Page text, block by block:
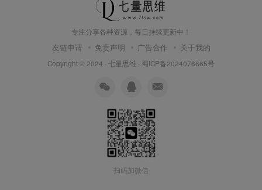
专注分享各种资源，每日持续更新中！
友链申请 免责声明 广告合作 关于我的
Copyright © 2024 · 七量思维 · 蜀ICP备2024076665号
扫码加微信